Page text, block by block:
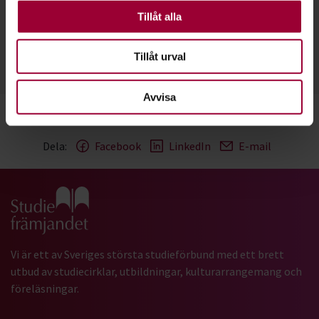
Tillåt alla
Tillåt urval
Avvisa
Folkbildningsutvecklare Kultur
Skicka e-post
Dela: Facebook LinkedIn E-mail
Gå till studiefrämjandets startsida
Vi är ett av Sveriges största studieförbund med ett brett
utbud av studiecirklar, utbildningar, kulturarrangemang och
föreläsningar.